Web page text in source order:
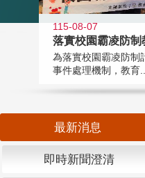
115-08-07
落實校園霸凌防
為落實校園霸凌防制
事件處理機制，教育...
最新消息
即時新聞澄清